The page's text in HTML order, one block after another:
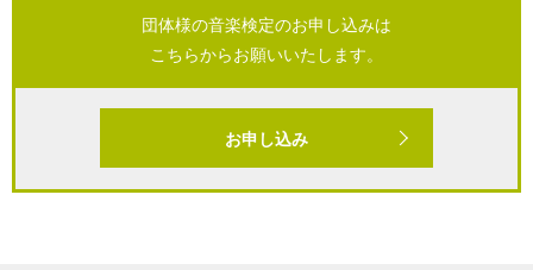
団体様の音楽検定のお申し込みは
こちらからお願いいたします。
お申し込み